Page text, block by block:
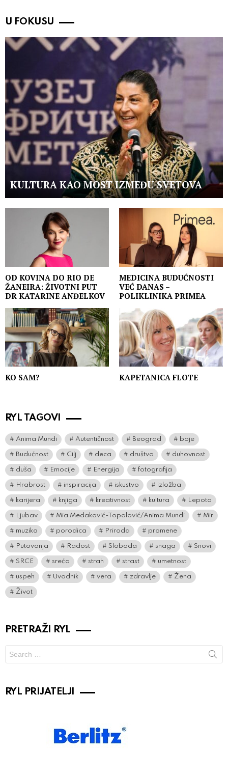
U FOKUSU
KULTURA KAO MOST IZMEĐU SVETOVA
OD KOVINA DO RIO DE
ŽANEIRA: ŽIVOTNI PUT
DR KATARINE ANĐELKOV
MEDICINA BUDUĆNOSTI
VEĆ DANAS –
POLIKLINIKA PRIMEA
KO SAM? KAPETANICA FLOTE
RYL TAGOVI
Anima Mundi Autentičnost Beograd boje
Budućnost Cilj deca društvo duhovnost
duša Emocije Energija fotografija
Hrabrost inspiracija iskustvo izložba
karijera knjiga kreativnost kultura Lepota
Ljubav Mia Medaković-Topalović/Anima Mundi Mir
muzika porodica Priroda promene
Putovanja Radost Sloboda snaga Snovi
SRCE sreća strah strast umetnost
uspeh Uvodnik vera zdravlje Žena
Život
PRETRAŽI RYL
for:
RYL PRIJATELJI